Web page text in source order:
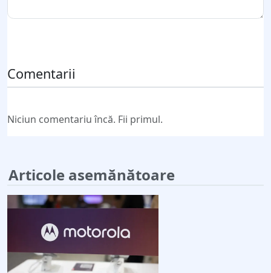
Comentarii
Niciun comentariu încă. Fii primul.
Articole asemănătoare